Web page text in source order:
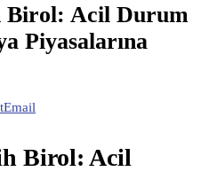
Birol: Acil Durum
Piyasalarına
Email
Birol: Acil